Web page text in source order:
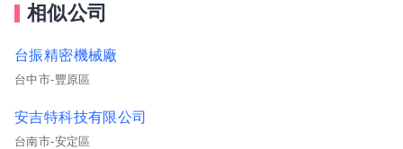
相似公司
台振精密機械廠
台中市-豐原區
安吉特科技有限公司
台南市-安定區